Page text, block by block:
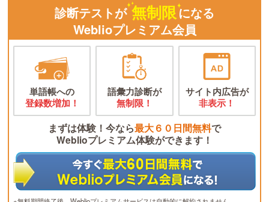
診断テストが 無制限になる
Weblioプレミアム会員
単語帳への
登録数増加！
語彙力診断が
無制限！
サイト内広告が
非表示！
まずは体験！今なら最大６０日間無料で
Weblioプレミアム体験ができます！